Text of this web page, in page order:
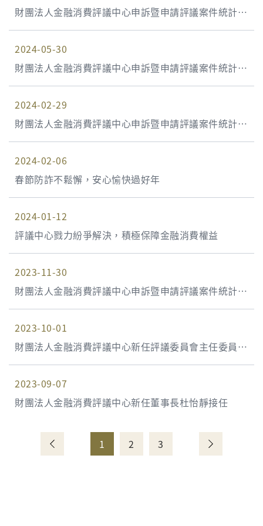
財團法人金融消費評議中心申訴暨申請評議案件統計資
料 113年第2季(113年4月1日至113年6月30日)
2024-05-30
財團法人金融消費評議中心申訴暨申請評議案件統計資
料 113年第1季(113年1月1日至113年3月31日)
2024-02-29
財團法人金融消費評議中心申訴暨申請評議案件統計資
料 112年第4季(112年10月1日至112年12月31日)
2024-02-06
春節防詐不鬆懈，安心愉快過好年
2024-01-12
評議中心戮力紛爭解決，積極保障金融消費權益
2023-11-30
財團法人金融消費評議中心申訴暨申請評議案件統計資
料 112年第3季(112年7月1日至112年9月30日)
2023-10-01
財團法人金融消費評議中心新任評議委員會主任委員兼
任總經理羅俊瑋就任
2023-09-07
財團法人金融消費評議中心新任董事長杜怡靜接任
1 2 3